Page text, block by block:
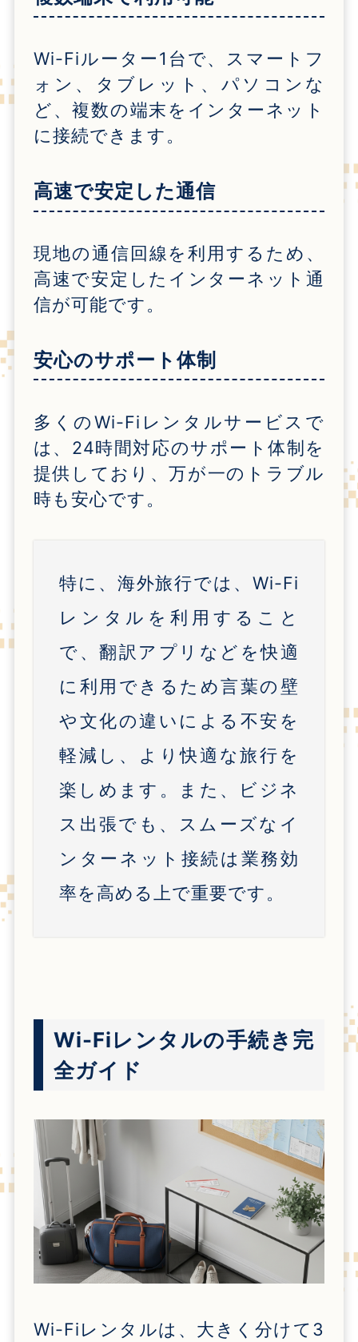
Wi-Fiルーター1 台で、スマートフ
ォン、タブレット、パソコンな
ど、複数の端末をインターネット
に接続できます。
高速で安定した通信
現地の通信回線を利用するため、
高速で安定したインターネット通
信が可能です。
安心のサポート体制
多くのWi-Fi レンタルサービスで
は、 24時間対応のサポート体制を
提供しており、万が一のトラブル
時も安心です。
特に、海外旅行では、 Wi-Fi
レンタルを利用すること
で、翻訳アプリなどを快適
に利用できるため言葉の壁
や文化の違いによる不安を
軽減し、より快適な旅行を
楽しめます。また、ビジネ
ス出張でも、スムーズなイ
ンターネット接続は業務効
率を高める上で重要です。
Wi-Fiレンタルの手続き完
全ガイド
Wi-Fiレンタルは、大きく分けて3